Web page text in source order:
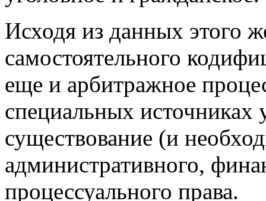
Исходя из данных этого
самостоятельного
еще и арбитражное
специальных источниках
существование (и
административного,
процессуального права.